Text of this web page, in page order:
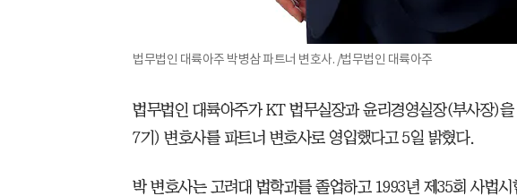
법무법인 대륙아주 박병삼 파트너 변호사. /법무법인 대륙아주
법무법인 대륙아주가 KT 법무실장과 윤리경영실장(부사장)
7기) 변호사를 파트너 변호사로 영입했다고 5일 밝혔다.
박 변호사는 고려대 법학과를 졸업하고 1993년 제35회 사법